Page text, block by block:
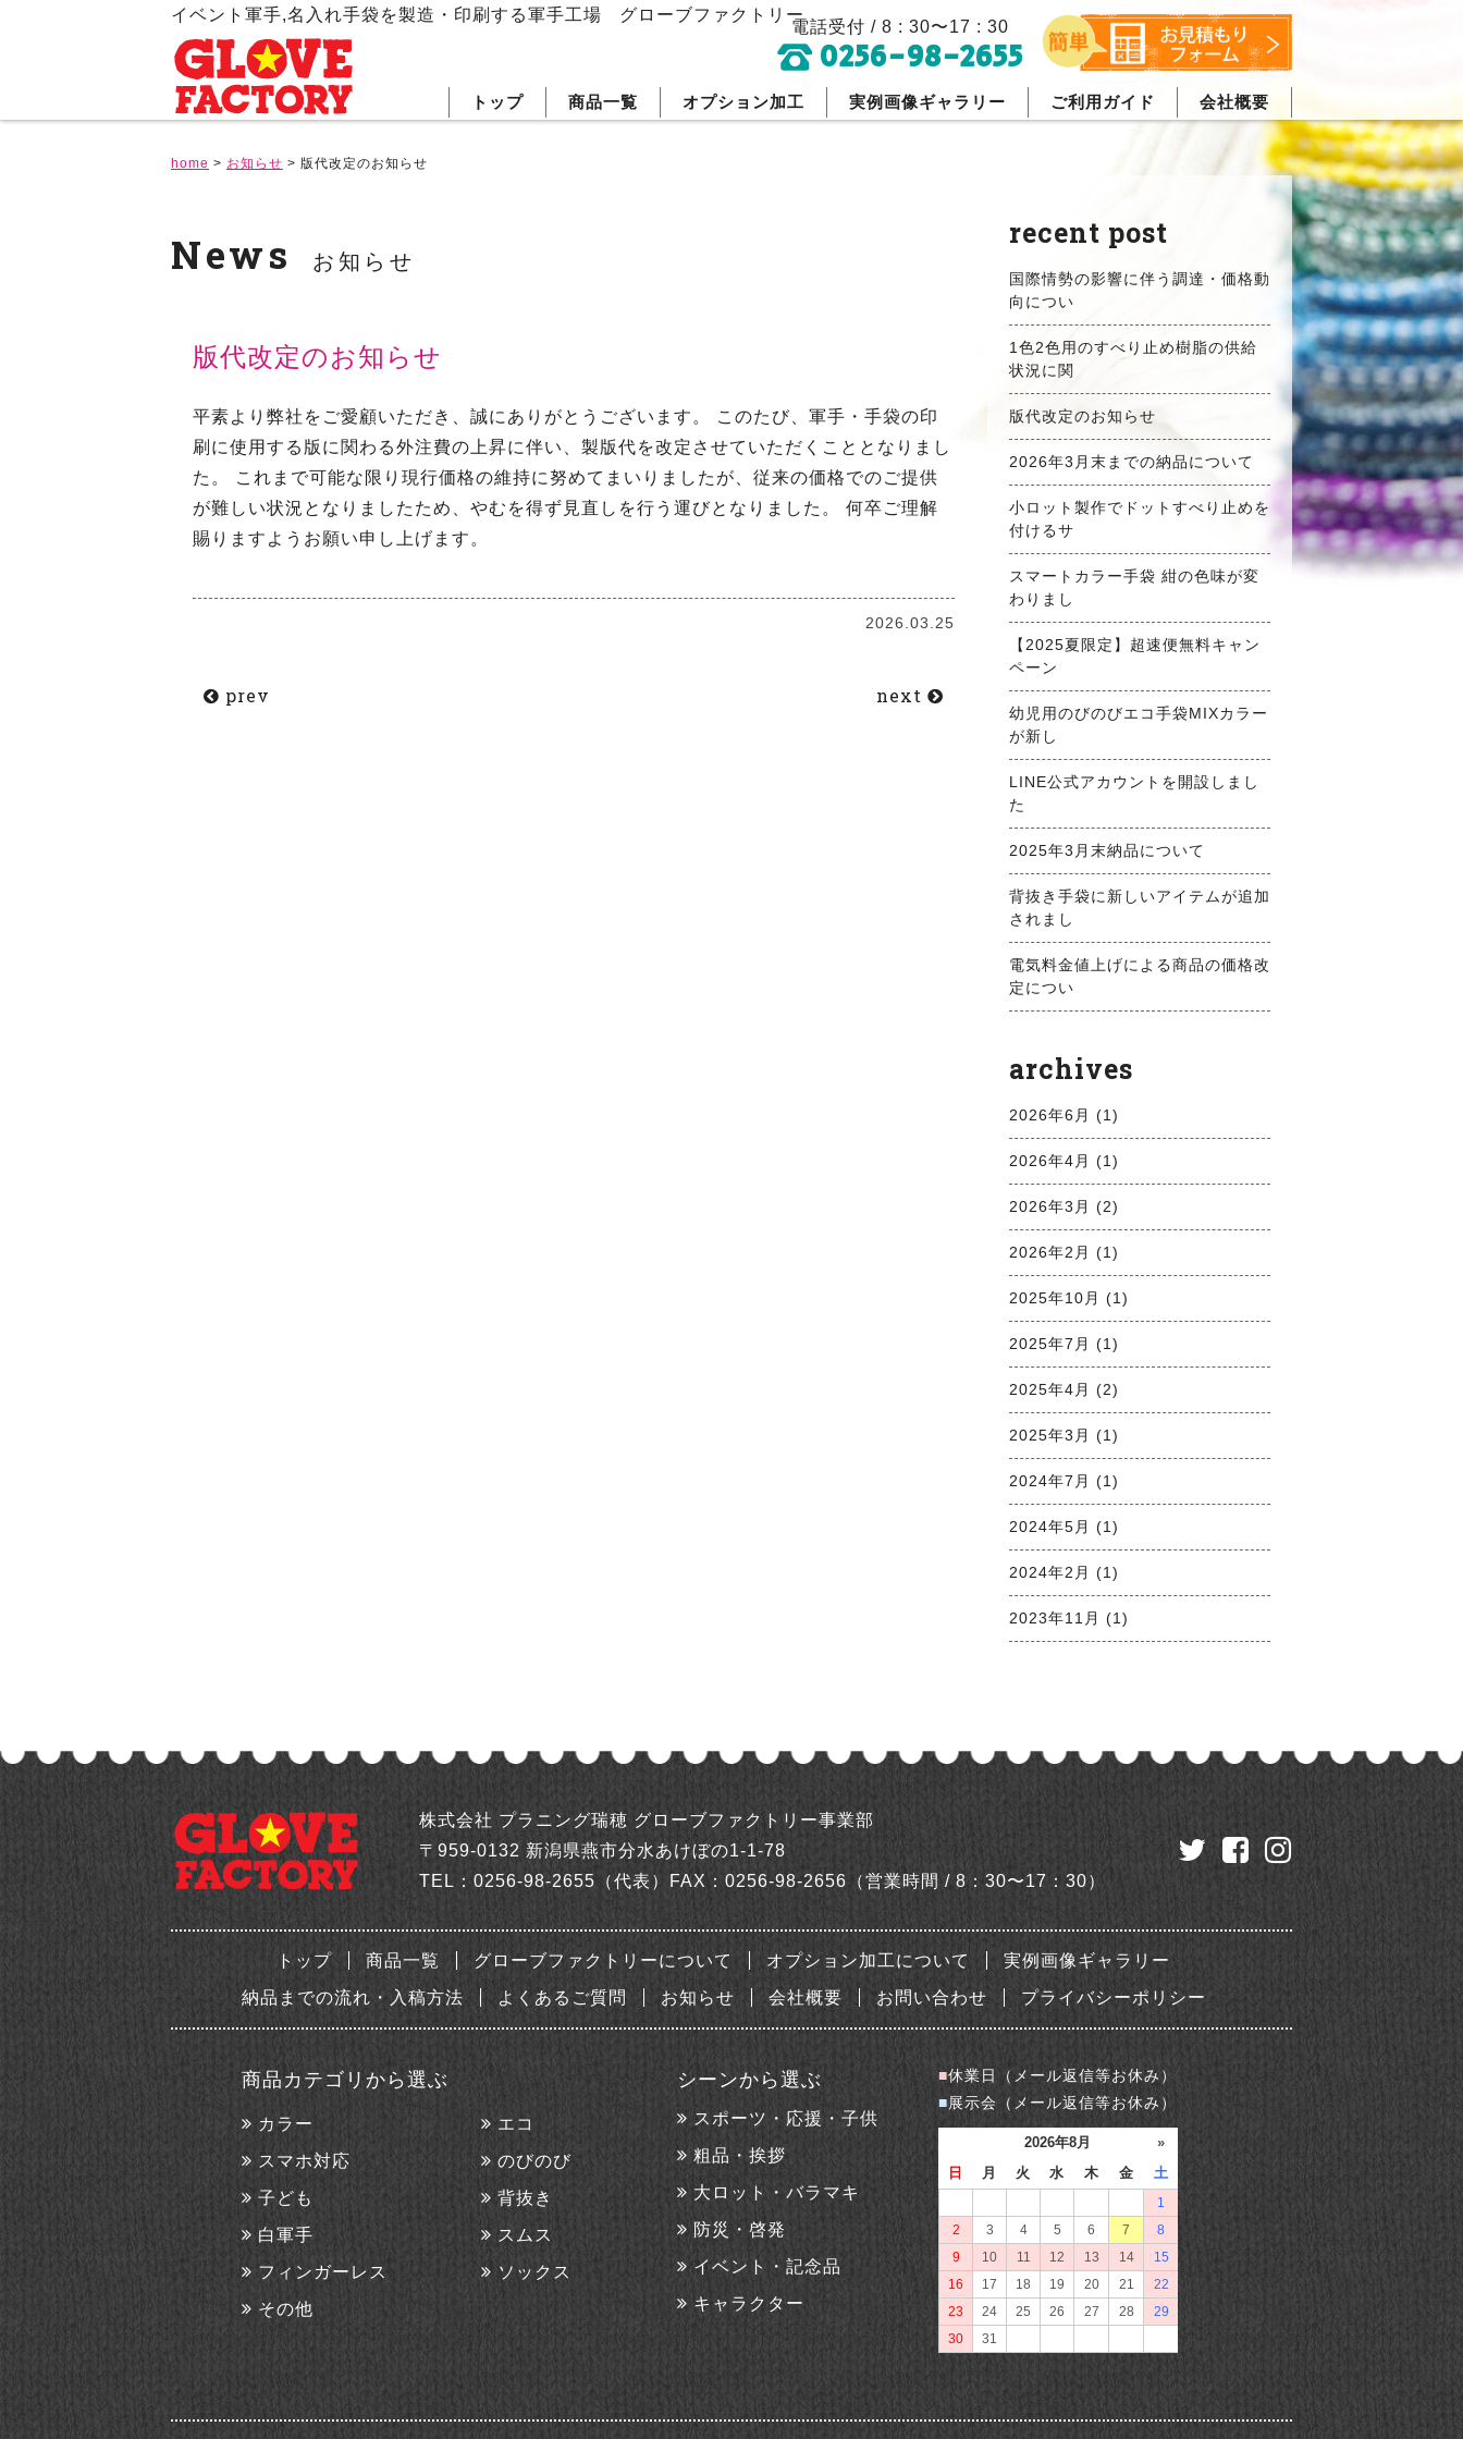
イベント軍手,名入れ手袋を製造・印刷する軍手工場 グローブファクトリー
トップ 商品一覧 オプション加工 実例画像ギャラリー ご利用ガイド 会社概要
電話受付 / 8 : 30〜17 : 30
0256-98-2655
home > お知らせ > 版代改定のお知らせ
News お知らせ
版代改定のお知らせ
平素より弊社をご愛顧いただき、誠にありがとうございます。 このたび、軍手・手袋の印
刷に使用する版に関わる外注費の上昇に伴い、製版代を改定させていただくこととなりまし
た。 これまで可能な限り現行価格の維持に努めてまいりましたが、従来の価格でのご提供
が難しい状況となりましたため、やむを得ず見直しを行う運びとなりました。 何卒ご理解
賜りますようお願い申し上げます。
2026.03.25
prev next
recent post
国際情勢の影響に伴う調達・価格動
向につい
1色2色用のすべり止め樹脂の供給
状況に関
版代改定のお知らせ
2026年3月末までの納品について
小ロット製作でドットすべり止めを
付けるサ
スマートカラー手袋 紺の色味が変
わりまし
【2025夏限定】超速便無料キャン
ペーン
幼児用のびのびエコ手袋MIXカラー
が新し
LINE公式アカウントを開設しまし
た
2025年3月末納品について
背抜き手袋に新しいアイテムが追加
されまし
電気料金値上げによる商品の価格改
定につい
archives
2026年6月 (1)
2026年4月 (1)
2026年3月 (2)
2026年2月 (1)
2025年10月 (1)
2025年7月 (1)
2025年4月 (2)
2025年3月 (1)
2024年7月 (1)
2024年5月 (1)
2024年2月 (1)
2023年11月 (1)
株式会社 プラニング瑞穂 グローブファクトリー事業部
〒959-0132 新潟県燕市分水あけぼの1-1-78
TEL： 0256-98-2655（代表） FAX：0256-98-2656 （営業時間 / 8：30〜17：30）
トップ 商品一覧 グローブファクトリーについて オプション加工について
実例画像ギャラリー
納品までの流れ・入稿方法
よくあるご質問 お知らせ 会社概要 お問い合わせ プライバシーポリシー
商品カテゴリから選ぶ
カラー
エコ
スマホ対応
のびのび
子ども
背抜き
白軍手
スムス
フィンガーレス
ソックス
その他
シーンから選ぶ
スポーツ・応援・子供
粗品・挨拶
大ロット・バラマキ
防災・啓発
イベント・記念品
キャラクター
■休業日（メール返信等お休み）
■展示会（メール返信等お休み）